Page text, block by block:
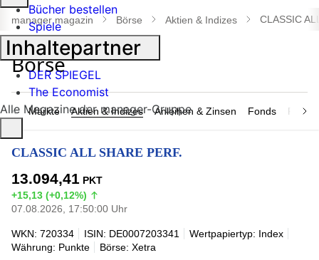
öffnen
manager magazin Börse Aktien & Indizes CLASSIC
Märkte Aktien & Indizes Anleihen & Zinsen Fonds
CLASSIC ALL SHARE PERF.
13.094,41 PKT
+15,13 (+0,12%)
07.08.2026, 17:50:00 Uhr
WKN: 720334 ISIN: DE0007203341
Wertpapiertyp: Index
Währung: Punkte
Börse: Xetra
Bücher bestellen
Spiele
Inhaltepartner
DER SPIEGEL
The Economist
Alle Magazine der manager-Gruppe